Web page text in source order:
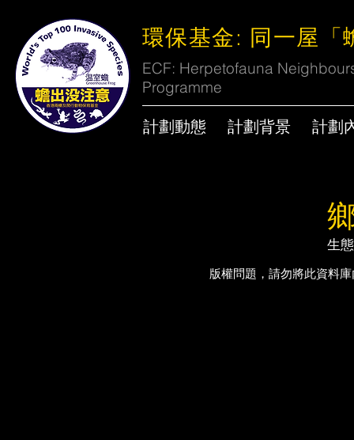
環保基金: 同一屋「
ECF: Herpetofauna
Programme
計劃動態 計劃背景 計劃
生
版權問題，請勿將此資料